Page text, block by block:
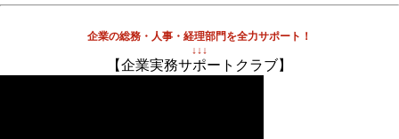
企業の総務・人事・経理部門を全力サポート！
↓↓↓
【企業実務サポートクラブ】